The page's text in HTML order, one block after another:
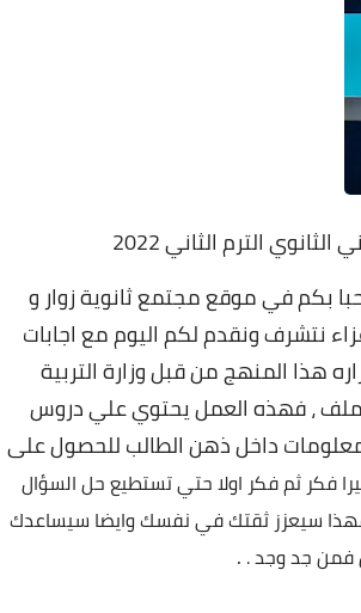
الترم الثاني 2022
بكم في موقع مجتمع ثانوية زوار و
نتشرف ونقدم لكم اليوم مع اجابات
الترم الثاني 2022 والذى تم إقراره هذا المنهج من قبل وزارة التربية
، فهذه العمل يحتوي علي دروس
داخل ذهن الطالب للحصول على
فكر ثم فكر اولا حتي تستطيع حل السؤال
فهذا سيعزز ثقتك في نفسك وايضا سيساعدك
فمن جد وجد . .